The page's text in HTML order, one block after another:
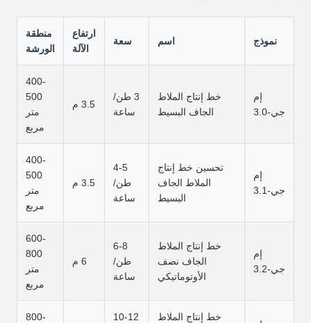
نموذج اسم سعة
ارتفاع
الآلة
منطقة
الورشة
إم
جي-3.0
خط إنتاج الملاط
الجاف البسيط
3 طن/
ساعة
3.5 م
400-
500
متر
مربع
إم
جي-3.1
تحسين خط إنتاج
الملاط الجاف
البسيط
4-5
طن/
ساعة
3.5 م
400-
500
متر
مربع
إم
جي-3.2
خط إنتاج الملاط
الجاف نصف
الأوتوماتيكي
6-8
طن/
ساعة
6 م
600-
800
متر
مربع
خط إنتاج الملاط
10-12
800-